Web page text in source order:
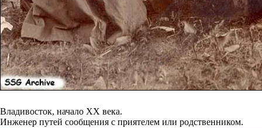
Владивосток, начало XX века.
Инженер путей сообщения с приятелем или родственником.